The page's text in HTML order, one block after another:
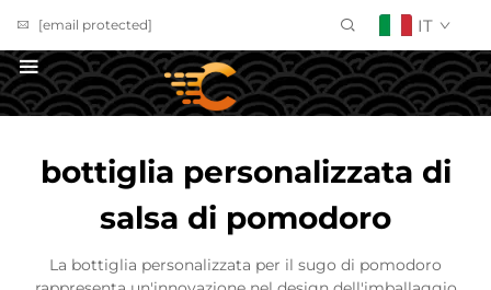
[email protected] IT
bottiglia personalizzata di
salsa di pomodoro
La bottiglia personalizzata per il sugo di pomodoro